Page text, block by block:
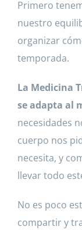
Primero
nuestro
organizar
temporada.
La Medicina
se adapta al
necesidades
cuerpo nos
necesita, y
llevar todo
No es poco
compartir y